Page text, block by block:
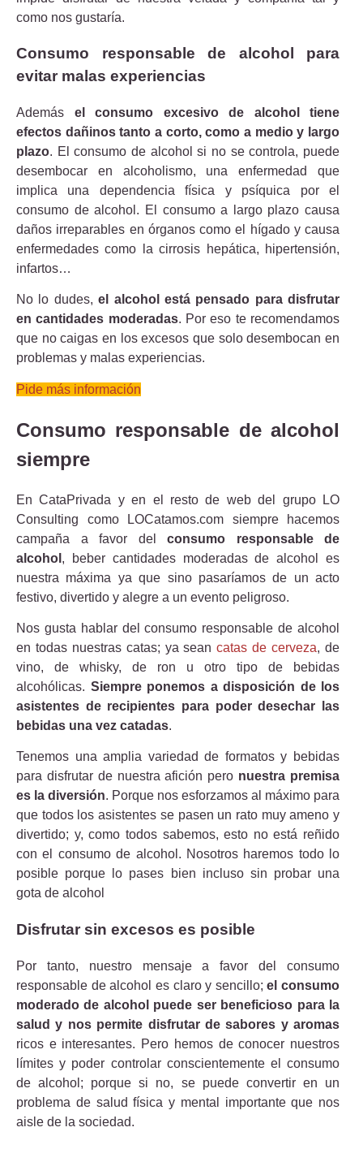
como nos gustaría.
Consumo responsable de alcohol para
evitar malas experiencias
Además el consumo excesivo de alcohol tiene
efectos dañinos tanto a corto, como a medio y largo
plazo. El consumo de alcohol si no se controla, puede
desembocar en alcoholismo, una enfermedad que
implica una dependencia física y psíquica por el
consumo de alcohol. El consumo a largo plazo causa
daños irreparables en órganos como el hígado y causa
enfermedades como la cirrosis hepática, hipertensión,
infartos…
No lo dudes,el alcohol está pensado para disfrutar
en cantidades moderadas. Por eso te recomendamos
que no caigas en los excesos que solo desembocan en
problemas y malas experiencias.
Pide más información
Consumo responsable de alcohol
siempre
En CataPrivada y en el resto de web del grupo LO
Consulting como LOCatamos.com siempre hacemos
campaña a favor delconsumo responsable de
alcohol , beber cantidades moderadas de alcohol es
nuestra máxima ya que sino pasaríamos de un acto
festivo, divertido y alegre a un evento peligroso.
Nos gusta hablar del consumo responsable de alcohol
en todas nuestras catas; ya seancatas de cerveza, de
vino, de whisky, de ron u otro tipo de bebidas
alcohólicas. Siempre ponemos a disposición de los
asistentes de recipientes para poder desechar las
bebidas una vez catadas.
Tenemos una amplia variedad de formatos y bebidas
para disfrutar de nuestra afición pero nuestra premisa
es la diversión. Porque nos esforzamos al máximo para
que todos los asistentes se pasen un rato muy ameno y
divertido; y, como todos sabemos, esto no está reñido
con el consumo de alcohol. Nosotros haremos todo lo
posible porque lo pases bien incluso sin probar una
gota de alcohol
Disfrutar sin excesos es posible
Por tanto, nuestro mensaje a favor del consumo
responsable de alcohol es claro y sencillo;el consumo
moderado de alcohol puede ser beneficioso para la
salud y nos permite disfrutar de sabores y aromas
ricos e interesantes. Pero hemos de conocer nuestros
límites y poder controlar conscientemente el consumo
de alcohol; porque si no, se puede convertir en un
problema de salud física y mental importante que nos
aisle de la sociedad.